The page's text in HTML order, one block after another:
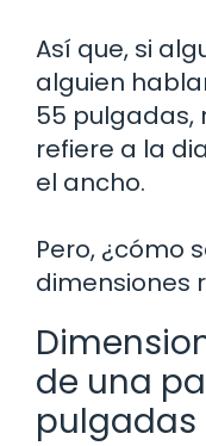
Así que, si
alguien
55 pulgadas,
refiere a la
el ancho.
Pero, ¿cómo
dimensiones
de una
pulgadas